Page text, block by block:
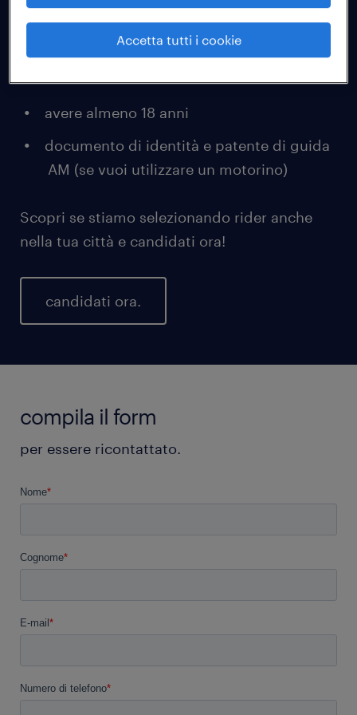
Tutto quello di cui hai bisogno per diventare
un Rider è:
avere almeno 18 anni
documento di identità e patente di guida
AM (se vuoi utilizzare un motorino)
Scopri se stiamo selezionando rider anche
nella tua città e candidati ora!
candidati ora.
compila il form
per essere ricontattato.
Accetta tutti i cookie